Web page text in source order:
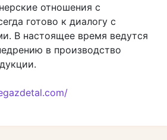
отношения с
готово к диалогу с
В настоящее время ведутся
в производство